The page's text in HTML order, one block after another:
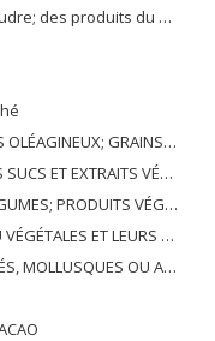
produits du chapitre 8
INDUSTRIELLES OU MÉDICINALES; PAILLE ET FOURRAGE
ET EXTRAITS VÉGÉTAUX
NON DÉNOMMÉS NI COMPRIS AILLEURS
PRÉPARÉES; CIRES ANIMALES OU VÉGÉTALES
AQUATIQUES; PRÉPARATIONS DE CELLES-CI